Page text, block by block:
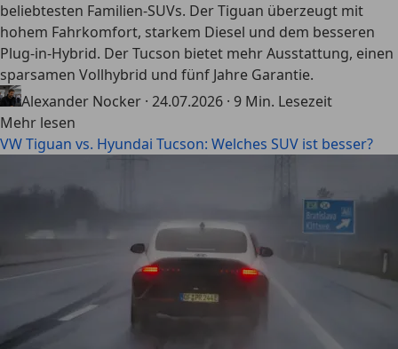
beliebtesten Familien-SUVs. Der Tiguan überzeugt mit
hohem Fahrkomfort, starkem Diesel und dem besseren
Plug-in-Hybrid. Der Tucson bietet mehr Ausstattung, einen
sparsamen Vollhybrid und fünf Jahre Garantie.
Alexander Nocker · 24.07.2026 · 9 Min. Lesezeit
Mehr lesen
VW Tiguan vs. Hyundai Tucson: Welches SUV ist besser?